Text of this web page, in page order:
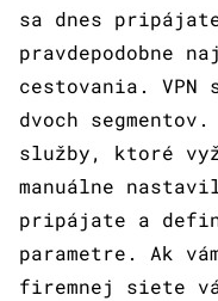
sa dnes
pravdepodobne
cestovania. VPN
dvoch segmentov.
služby, ktoré
manuálne
pripájate a
parametre. Ak
firemnej siete